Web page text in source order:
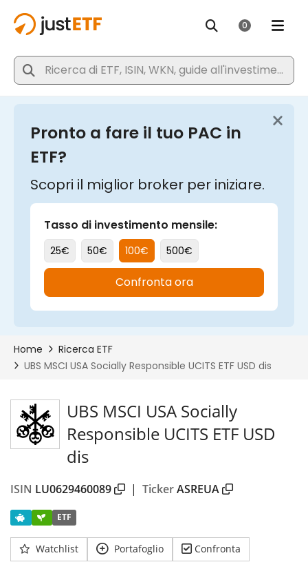
UBS MSCI USA Socially
Responsible UCITS ETF USD
dis
ISIN LU0629460089 | TickerASREUA
ETF
Watchlist Portafoglio Confronta